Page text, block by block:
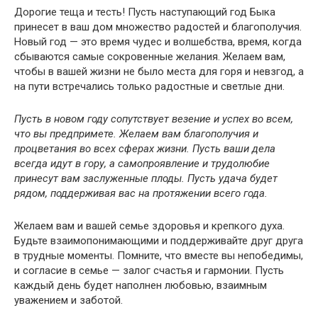
Дорогие теща и тесть! Пусть наступающий год Быка
принесет в ваш дом множество радостей и благополучия.
Новый год — это время чудес и волшебства, время, когда
сбываются самые сокровенные желания. Желаем вам,
чтобы в вашей жизни не было места для горя и невзгод, а
на пути встречались только радостные и светлые дни.
Пусть в новом году сопутствует везение и успех во всем,
что вы предпримете. Желаем вам благополучия и
процветания во всех сферах жизни. Пусть ваши дела
всегда идут в гору, а самопроявление и трудолюбие
принесут вам заслуженные плоды. Пусть удача будет
рядом, поддерживая вас на протяжении всего года.
Желаем вам и вашей семье здоровья и крепкого духа.
Будьте взаимопонимающими и поддерживайте друг друга
в трудные моменты. Помните, что вместе вы непобедимы,
и согласие в семье — залог счастья и гармонии. Пусть
каждый день будет наполнен любовью, взаимным
уважением и заботой.